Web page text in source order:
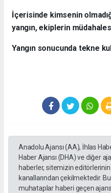
İçerisinde kimsenin
yangın, ekiplerin
Yangın sonucunda tekne
Anadolu Ajansı (AA), İhlas
Haber Ajansı (DHA) ve diğer
haberler, sitemizin
kanallarından çekilmektedir.
muhataplar haberi geçen